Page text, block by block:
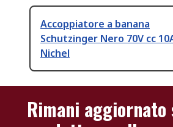
Accoppiatore a banana
Schutzinger Nero 70V cc
Nichel
Rimani